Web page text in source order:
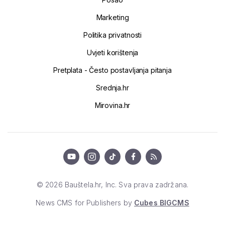
Marketing
Politika privatnosti
Uvjeti korištenja
Pretplata - Često postavljanja pitanja
Srednja.hr
Mirovina.hr
© 2026 Bauštela.hr, Inc. Sva prava zadržana.
News CMS for Publishers by Cubes BIGCMS